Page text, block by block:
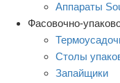
Аппараты
Фасовочно-
Столы
Запайщики